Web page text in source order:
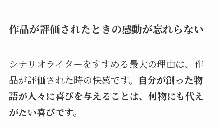
作品が評価されたときの感動が忘れらない
シナリオライターをすすめる最大の理由は、作
品が評価された時の快感です。 自分が創った物
語が人々に喜びを与えることは、何物にも代え
がたい喜びです。